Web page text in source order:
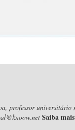
professor universitário
Saiba